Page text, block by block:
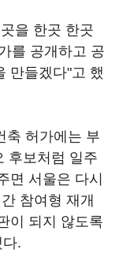
을 한곳 한곳
를 공개하고 공
만들겠다"고 했
축 허가에는 부
후보처럼 일주
면 서울은 다시
참여형 재개
이 되지 않도록
.